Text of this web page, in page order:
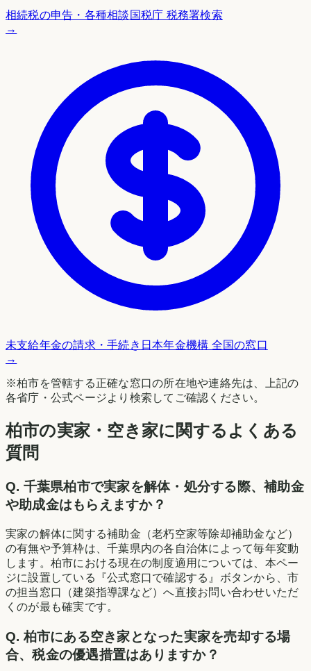
相続税の申告・各種相談 国税庁 税務署検索
→
未支給年金の請求・手続き 日本年金機構 全国の窓口
→
※柏市を管轄する正確な窓口の所在地や連絡先は、上記の
各省庁・公式ページより検索してご確認ください。
柏市の実家・空き家に関するよくある
質問
Q. 千葉県柏市で実家を解体・処分する際、補助金
や助成金はもらえますか？
実家の解体に関する補助金（老朽空家等除却補助金など）
の有無や予算枠は、千葉県内の各自治体によって毎年変動
します。柏市における現在の制度適用については、本ペー
ジに設置している『公式窓口で確認する』ボタンから、市
の担当窓口（建築指導課など）へ直接お問い合わせいただ
くのが最も確実です。
Q.柏市にある空き家となった実家を売却する場
合、税金の優遇措置はありますか？